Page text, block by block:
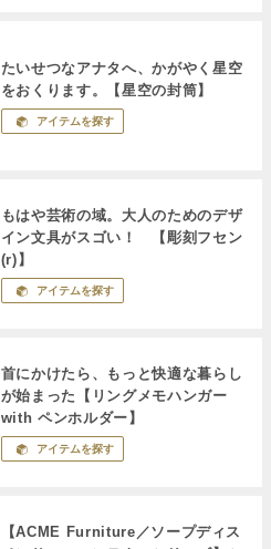
たいせつなアナタへ、かがやく星空
をおくります。【星空の封筒】
アイテムを探す
もはや芸術の域。大人のためのデザ
イン文具がスゴい！ 【彫刻フセン
(r)】
アイテムを探す
首にかけたら、もっと快適な暮らし
が始まった【リングメモハンガー
with ペンホルダー】
アイテムを探す
【ACME Furniture／ソープディス